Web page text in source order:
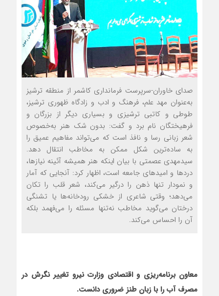
صدای خاوران-سرپرست فرمانداری کاشمر از منطقه ترشیز
به‌عنوان مهد علم، فرهنگ و ادب و زادگاه ظهوری ترشیز،
طوطی و کاتبی ترشیزی و بسیاری دیگر از بزرگان و
فرهیختگان نام برد و گفت: بدون شک هنر به‌خصوص
شعر زبانی رسا و نافذ است که می‌تواند مفاهیم عمیق را
به ساده‌ترین شکل ممکن به مخاطب انتقال دهد.
سیدمهدی عصمتی با بیان این‏که هنر همیشه آئینه نیازها،
دردها و امیدهای جامعه است، اظهار کرد: آنجایی که آمار
و نمودار تنها ذهن را درگیر می‌کند، شعر قلب را تکان
می‌دهد؛ وقتی شاعری از خشکی رودخانه‌ها یا تشنگی
درختان می‌گوید مخاطب نه‌تنها مسئله را می‌فهمد بلکه
آن را احساس می‌کند.
معاون برنامه‌ریزی و اقتصادی وزارت نیرو تغییر نگرش در
مصرف آب را با زبان طنز ضروری دانست.